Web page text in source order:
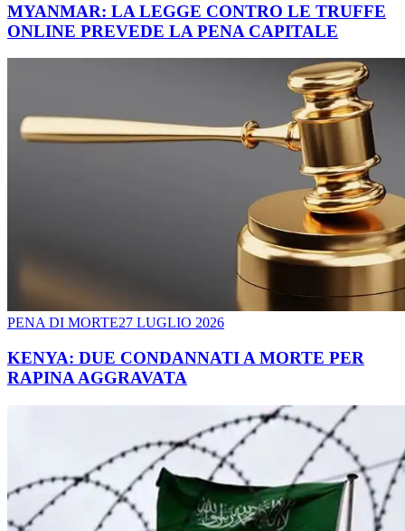
MYANMAR: LA LEGGE CONTRO LE TRUFFE
ONLINE PREVEDE LA PENA CAPITALE
PENA DI MORTE27 LUGLIO 2026
KENYA: DUE CONDANNATI A MORTE PER
RAPINA AGGRAVATA